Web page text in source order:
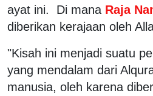
ayat ini. Di mana Raja
diberikan kerajaan oleh
"Kisah ini menjadi suatu
yang mendalam dari
manusia, oleh karena